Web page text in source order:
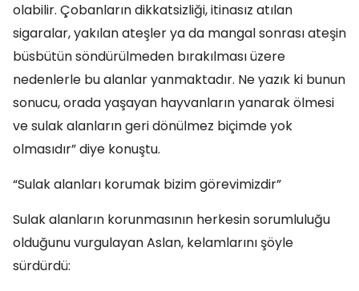
olabilir. Çobanların dikkatsizliği, itinasız atılan
sigaralar, yakılan ateşler ya da mangal sonrası ateşin
büsbütün söndürülmeden bırakılması üzere
nedenlerle bu alanlar yanmaktadır. Ne yazık ki bunun
sonucu, orada yaşayan hayvanların yanarak ölmesi
ve sulak alanların geri dönülmez biçimde yok
olmasıdır” diye konuştu.
“Sulak alanları korumak bizim görevimizdir”
Sulak alanların korunmasının herkesin sorumluluğu
olduğunu vurgulayan Aslan, kelamlarını şöyle
sürdürdü: